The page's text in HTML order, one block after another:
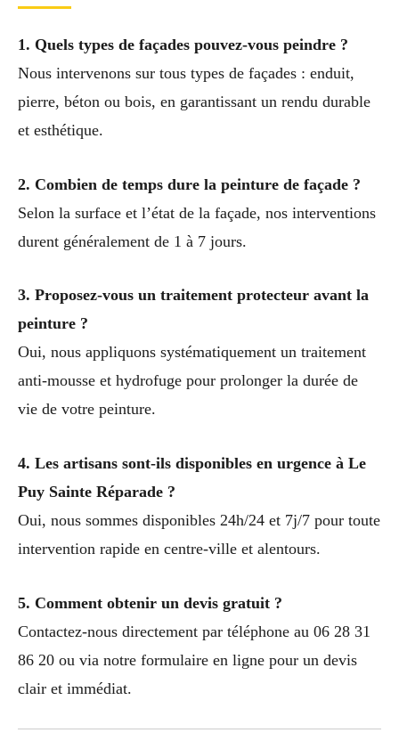
1. Quels types de façades pouvez-vous peindre ?
Nous intervenons sur tous types de façades : enduit,
pierre, béton ou bois, en garantissant un rendu durable
et esthétique.
2. Combien de temps dure la peinture de façade ?
Selon la surface et l’état de la façade, nos interventions
durent généralement de 1 à 7 jours.
3. Proposez-vous un traitement protecteur avant la
peinture ?
Oui, nous appliquons systématiquement un traitement
anti-mousse et hydrofuge pour prolonger la durée de
vie de votre peinture.
4. Les artisans sont-ils disponibles en urgence à Le
Puy Sainte Réparade ?
Oui, nous sommes disponibles 24h/24 et 7j/7 pour toute
intervention rapide en centre-ville et alentours.
5. Comment obtenir un devis gratuit ?
Contactez-nous directement par téléphone au 06 28 31
86 20 ou via notre formulaire en ligne pour un devis
clair et immédiat.